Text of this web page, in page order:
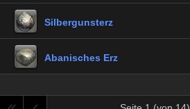
Silbergunsterz
Abanisches Erz